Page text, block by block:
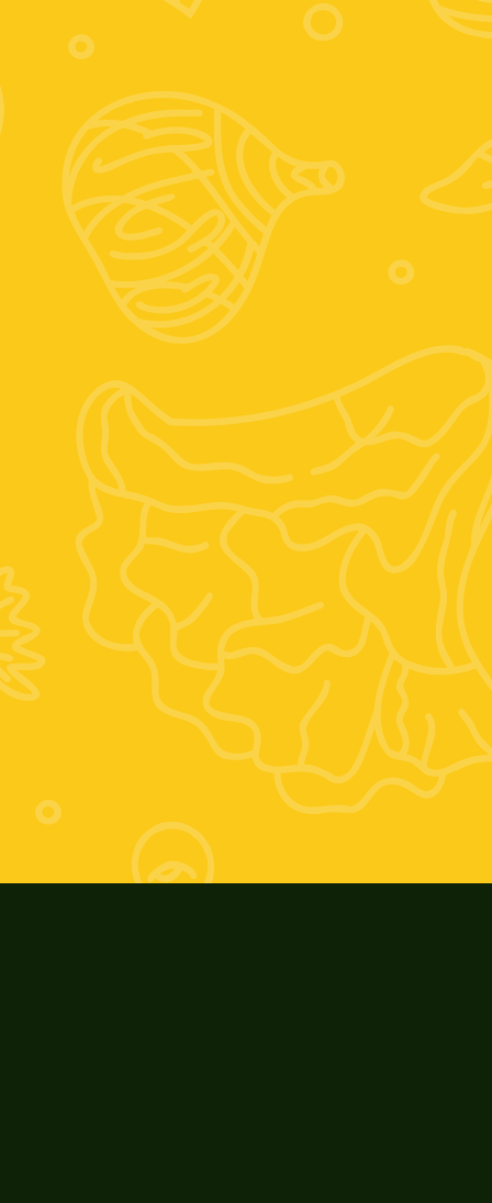
Contattaci:
+39 389 674 9889
Zooagricolafiore@alice.it
Scrivici su whatsapp
Seguici sui social
Instagram
Facebook
Posizione:
Vocabolo mario villani, 6, 01028 Orte VT
Orario estivo:
Giovedì 17-20; Venerdì 9-13 e 17-20;
Sabato 9-13
Orario invernale:
Giovedì 16-19; Venerdì 9-13 e 16-19;
Sabato: 9-13